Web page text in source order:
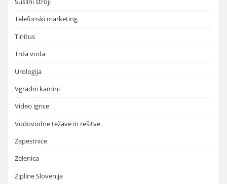
Telefonski marketing
Tinitus
Trda voda
Urologija
Vgradni kamini
Video igrice
Vodovodne težave in rešitve
Zapestnice
Zelenica
Zipline Slovenija